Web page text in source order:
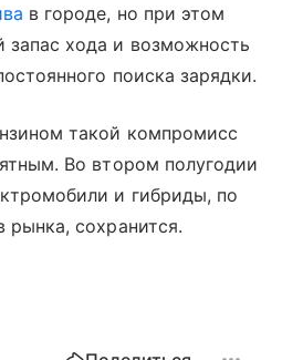
в городе, но при этом
хода и возможность
поиска зарядки.
такой компромисс
Во втором полугодии
и гибриды, по
рынка, сохранится.